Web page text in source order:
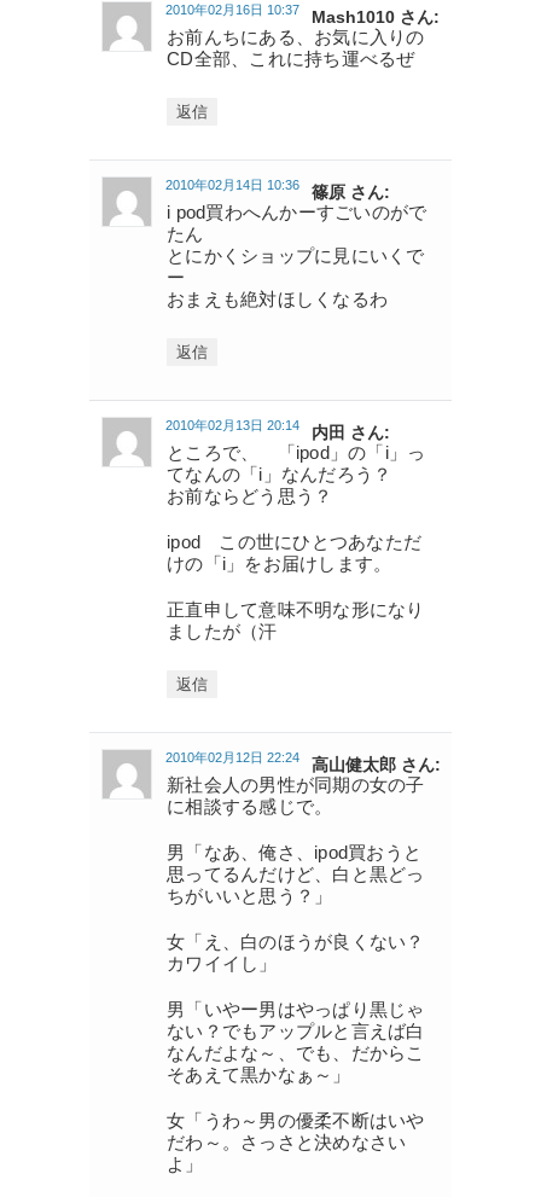
Mash1010 さん:
2010年02月16日 10:37
お前んちにある、お気に入りの
CD全部、これに持ち運べるぜ
返信
篠原 さん:
2010年02月14日 10:36
i pod買わへんかーすごいのがで
たん
とにかくショップに見にいくで
ー
おまえも絶対ほしくなるわ
返信
内田 さん:
2010年02月13日 20:14
ところで、 「ipod」の「i」っ
てなんの「i」なんだろう？
お前ならどう思う？
ipod この世にひとつあなただ
けの「i」をお届けします。
正直申して意味不明な形になり
ましたが（汗
返信
高山健太郎 さん:
2010年02月12日 22:24
新社会人の男性が同期の女の子
に相談する感じで。
男「なあ、俺さ、ipod買おうと
思ってるんだけど、白と黒どっ
ちがいいと思う？」
女「え、白のほうが良くない？
カワイイし」
男「いやー男はやっぱり黒じゃ
ない？でもアップルと言えば白
なんだよな～、でも、だからこ
そあえて黒かなぁ～」
女「うわ～男の優柔不断はいや
だわ～。さっさと決めなさい
よ」